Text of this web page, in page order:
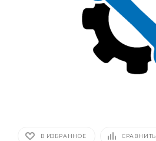
В ИЗБРАННОЕ СРАВНИТЬ